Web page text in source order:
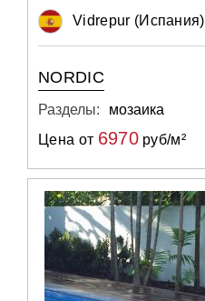
Vidrepur (Испания)
NORDIC
Разделы:
мозаика
Цена от 6970руб/м²